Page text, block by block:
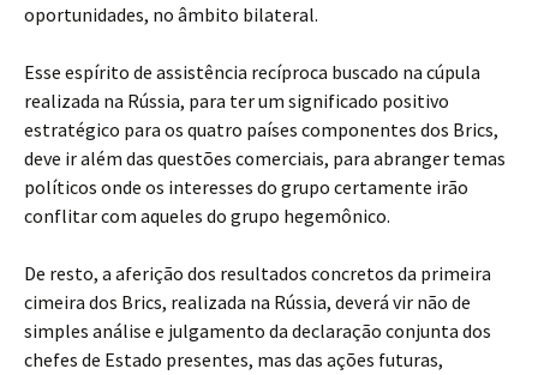
oportunidades, no âmbito bilateral.
Esse espírito de assistência recíproca buscado na cúpula
realizada na Rússia, para ter um significado positivo
estratégico para os quatro países componentes dos Brics,
deve ir além das questões comerciais, para abranger temas
políticos onde os interesses do grupo certamente irão
conflitar com aqueles do grupo hegemônico.
De resto, a aferição dos resultados concretos da primeira
cimeira dos Brics, realizada na Rússia, deverá vir não de
simples análise e julgamento da declaração conjunta dos
chefes de Estado presentes, mas das ações futuras,